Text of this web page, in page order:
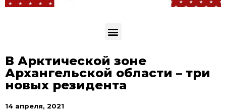
В Арктической зоне
Архангельской области – три
новых резидента
14 апреля, 2021